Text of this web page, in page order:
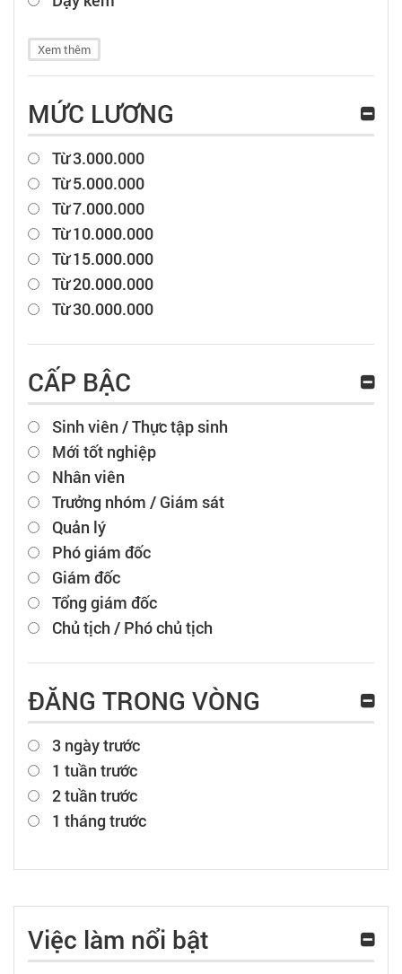
Xem thêm
MỨC LƯƠNG
Từ 3.000.000
Từ 5.000.000
Từ 7.000.000
Từ 10.000.000
Từ 15.000.000
Từ 20.000.000
Từ 30.000.000
CẤP BẬC
Sinh viên / Thực tập sinh
Mới tốt nghiệp
Nhân viên
Trưởng nhóm / Giám sát
Quản lý
Phó giám đốc
Giám đốc
Tổng giám đốc
Chủ tịch / Phó chủ tịch
ĐĂNG TRONG VÒNG
3 ngày trước
1 tuần trước
2 tuần trước
1 tháng trước
Việc làm nổi bật